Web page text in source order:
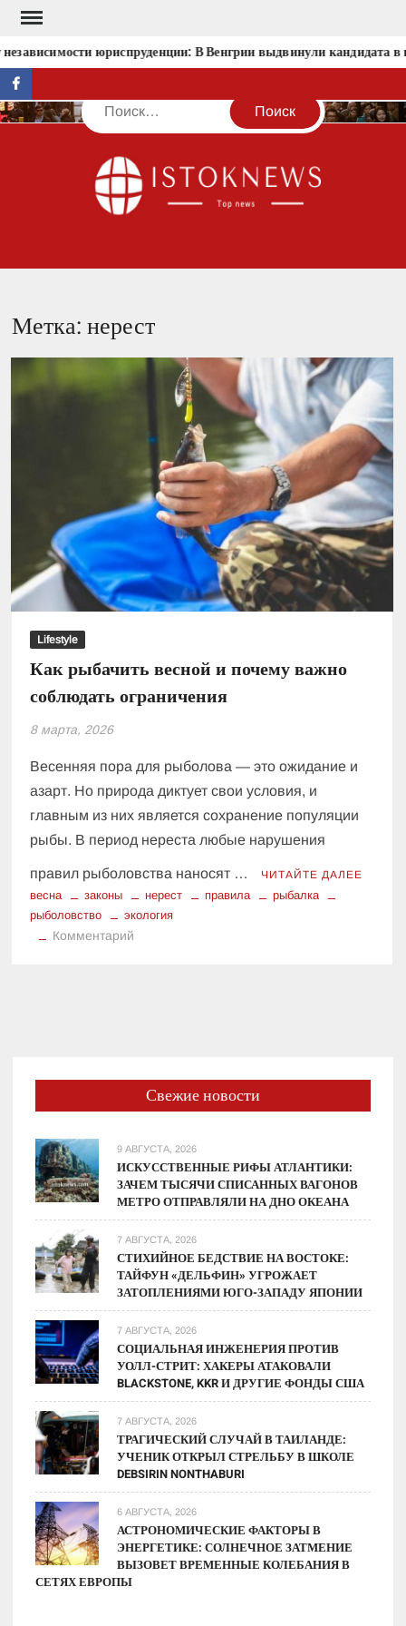
Перейти
содержимомуюриспруденции: В Венгрии выдвинули кандидата в
facebook
Поиск
Метка:нерест
Lifestyle
Как рыбачить весной и почему важно
соблюдать ограничения
8 марта, 2026
Весенняя пора для рыболова — это ожидание и
азарт. Но природа диктует свои условия, и
главным из них является сохранение популяции
рыбы. В период нереста любые нарушения
правил рыболовства наносят … ЧИТАЙТЕ ДАЛЕЕ
весна законы нерест правила
рыбалка
рыболовство
экология
Комментарий
соблюдать
ограничения
Свежие новости
9 АВГУСТА, 2026
ИСКУССТВЕННЫЕ РИФЫ АТЛАНТИКИ:
ЗАЧЕМ ТЫСЯЧИ СПИСАННЫХ ВАГОНОВ
МЕТРО ОТПРАВЛЯЛИ НА ДНО ОКЕАНА
7 АВГУСТА, 2026
СТИХИЙНОЕ БЕДСТВИЕ НА ВОСТОКЕ:
ТАЙФУН «ДЕЛЬФИН» УГРОЖАЕТ
ЗАТОПЛЕНИЯМИ ЮГО-ЗАПАДУ ЯПОНИИ
7 АВГУСТА, 2026
СОЦИАЛЬНАЯ ИНЖЕНЕРИЯ ПРОТИВ
УОЛЛ-СТРИТ: ХАКЕРЫ АТАКОВАЛИ
BLACKSTONE, KKR И ДРУГИЕ ФОНДЫ США
7 АВГУСТА, 2026
ТРАГИЧЕСКИЙ СЛУЧАЙ В ТАИЛАНДЕ:
УЧЕНИК ОТКРЫЛ СТРЕЛЬБУ В ШКОЛЕ
DEBSIRIN NONTHABURI
6 АВГУСТА, 2026
АСТРОНОМИЧЕСКИЕ ФАКТОРЫ В
ЭНЕРГЕТИКЕ: СОЛНЕЧНОЕ ЗАТМЕНИЕ
ВЫЗОВЕТ ВРЕМЕННЫЕ КОЛЕБАНИЯ В
СЕТЯХ ЕВРОПЫ